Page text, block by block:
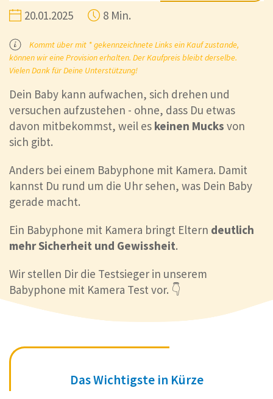
20.01.2025 8 Min.
Kommt über mit * gekennzeichnete Links ein Kauf zustande,
können wir eine Provision erhalten. Der Kaufpreis bleibt derselbe.
Vielen Dank für Deine Unterstützung!
Dein Baby kann aufwachen, sich drehen und
versuchen aufzustehen - ohne, dass Du etwas
davon mitbekommst, weil es keinen Mucks von
sich gibt.
Anders bei einem Babyphone mit Kamera. Damit
kannst Du rund um die Uhr sehen, was Dein Baby
gerade macht.
Ein Babyphone mit Kamera bringt Eltern deutlich
mehr Sicherheit und Gewissheit.
Wir stellen Dir die Testsieger in unserem
Babyphone mit Kamera Test vor. 👇
Das Wichtigste in Kürze